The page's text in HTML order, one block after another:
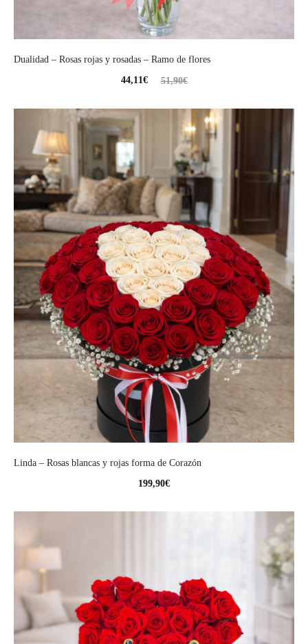
Dualidad – Rosas rojas y rosadas – Ramo de flores
51,90€
44,11 €
Linda – Rosas blancas y rojas forma de Corazón
199,90€